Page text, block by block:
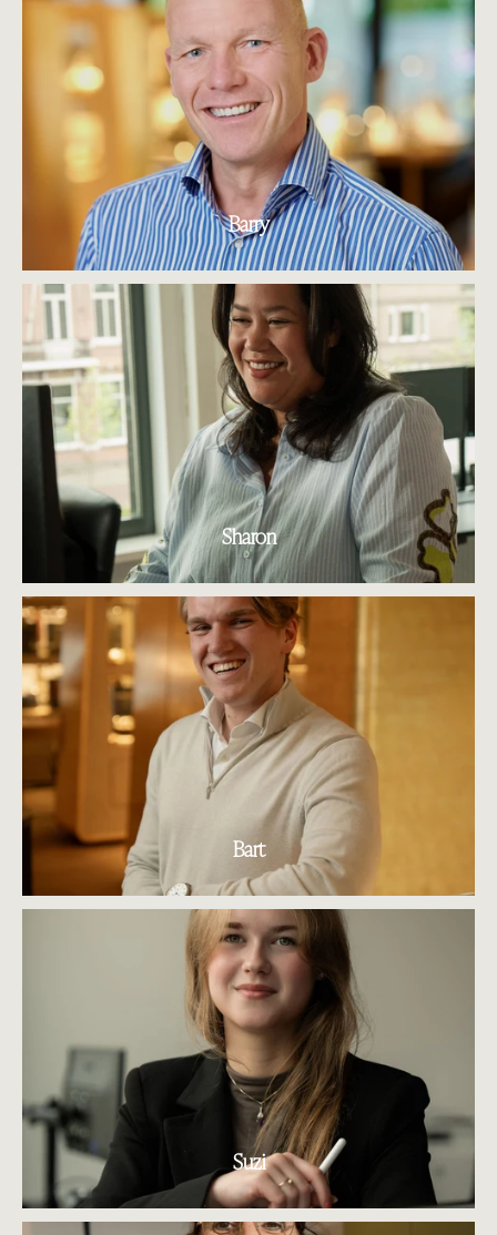
Barry
Sharon
Bart
Suzi